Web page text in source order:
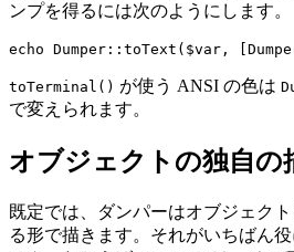
ンプを得るには次のようにします。
toTerminal() が使う ANSI の色は
で変えられます。
オブジェクトの独自の
既定では、ダンパーはオブジェク
る形で描きます。それがいちばん